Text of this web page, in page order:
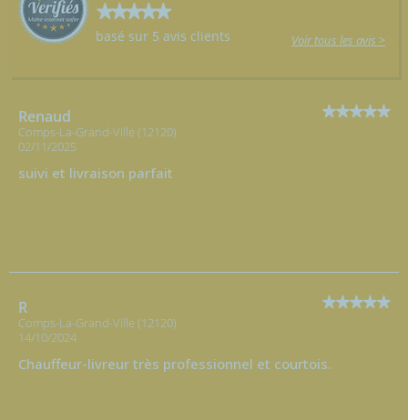
basé sur 5 avis clients Voir tous les avis >
Renaud
Comps-La-Grand-Ville (12120)
02/11/2025
suivi et livraison parfait
R
Comps-La-Grand-Ville (12120)
14/10/2024
Chauffeur-livreur très professionnel et courtois.